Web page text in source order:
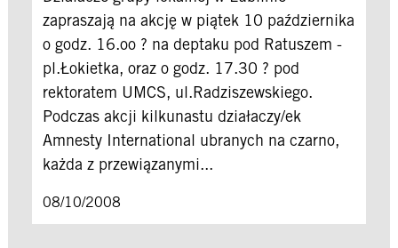
zapraszają na akcję w piątek 10 października
o godz. 16.oo ? na deptaku pod Ratuszem -
pl.Łokietka, oraz o godz. 17.30 ? pod
rektoratem UMCS, ul.Radziszewskiego.
Podczas akcji kilkunastu działaczy/ek
Amnesty International ubranych na czarno,
każda z przewiązanymi...
08/10/2008